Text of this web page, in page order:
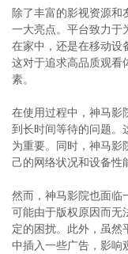
除了丰富的影视资源和
一大亮点。平台致力于
在家中，还是在移动设
这对于追求高品质观看
素。
在使用过程中，神马影
到长时间等待的问题。
为重要。同时，神马影
己的网络状况和设备性
然而，神马影院也面临
可能由于版权原因而无
定的困扰。此外，虽然
中插入一些广告，影响